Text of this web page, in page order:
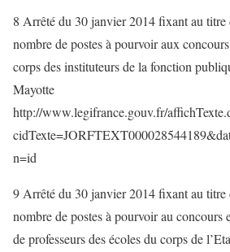
8 Arrêté du 30 janvier 2014 fixant au titre
nombre de postes à pourvoir aux
corps des instituteurs de la fonction
Mayotte
http://www.legifrance.gouv.fr/
n=id
9 Arrêté du 30 janvier 2014 fixant au titre
nombre de postes à pourvoir au concours
de professeurs des écoles du corps de